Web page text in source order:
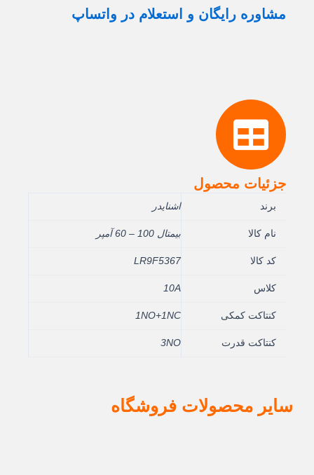
مشاوره رایگان و استعلام در واتساپ
جزئیات محصول
اشنایدر
نام کالا بيمتال 100 – 60 آمپر
کد کالا LR9F5367
کلاس 10A
کنتاکت کمکی 1NO+1NC
کنتاکت قدرت 3NO
سایر محصولات فروشگاه